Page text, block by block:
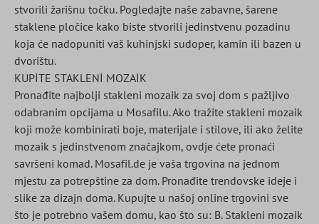
stvorili žarišnu točku. Pogledajte naše zabavne, šarene
staklene pločice kako biste stvorili jedinstvenu pozadinu
koja će nadopuniti vaš kuhinjski sudoper, kamin ili bazen u
dvorištu.
KUPİTE STAKLENİ MOZAİK
Pronađite najbolji stakleni mozaik za svoj dom s pažljivo
odabranim opcijama u Mosafilu. Ako tražite stakleni mozaik
koji može kombinirati boje, materijale i stilove, ili ako želite
mozaik s jedinstvenom značajkom, ovdje ćete pronaći
savršeni komad. Mosafil.de je vaša trgovina na jednom
mjestu za potrepštine za dom. Pronađite trendovske ideje i
slike za dizajn doma. Kupujte u našoj online trgovini sve
što je potrebno vašem domu, kao što su: B. Stakleni mozaik